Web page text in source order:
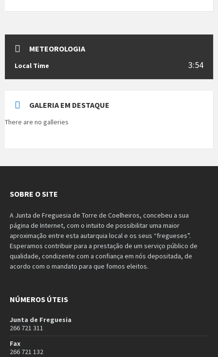
METEOROLOGIA
Local Time 3:54
GALERIA EM DESTAQUE
There are no galleries
SOBRE O SITE
A Junta de Freguesia de Torre de Coelheiros, concebeu a sua
página de Internet, com o intuito de possibilitar uma maior
aproximação entre esta autarquia local e os seus “fregueses”.
Esperamos contribuir para a prestação de um serviço público de
qualidade, condizente com a confiança em nós depositada, de
acordo com o mandato para que fomos eleitos.
NÚMEROS ÚTEIS
Junta de Freguesia
266 721 311
Fax
266 721 132